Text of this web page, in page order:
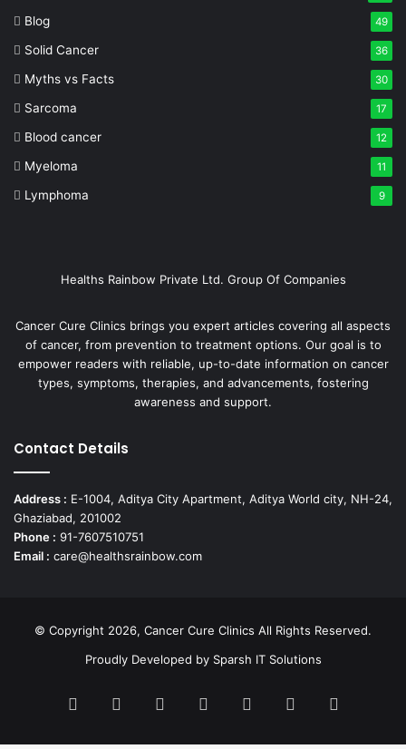
Blog 49
Solid Cancer 36
Myths vs Facts 30
Sarcoma 17
Blood cancer 12
Myeloma 11
Lymphoma 9
Healths Rainbow Private Ltd. Group Of Companies
Cancer Cure Clinics brings you expert articles covering all aspects
of cancer, from prevention to treatment options. Our goal is to
empower readers with reliable, up-to-date information on cancer
types, symptoms, therapies, and advancements, fostering
awareness and support.
Contact Details
Address : E-1004, Aditya City Apartment, Aditya World city, NH-24,
Ghaziabad, 201002
Phone : 91-7607510751
Email : care@healthsrainbow.com
© Copyright 2026, Cancer Cure Clinics All Rights Reserved.
Proudly Developed by Sparsh IT Solutions
Facebook PinterestLinkedInYouTubeInstagram